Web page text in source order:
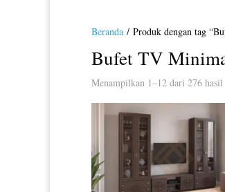
Beranda / Produk dengan tag
Bufet TV
Menampilkan 1–12 dari 276 hasil